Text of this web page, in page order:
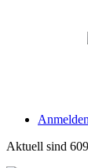
Anmelden
Aktuell sind